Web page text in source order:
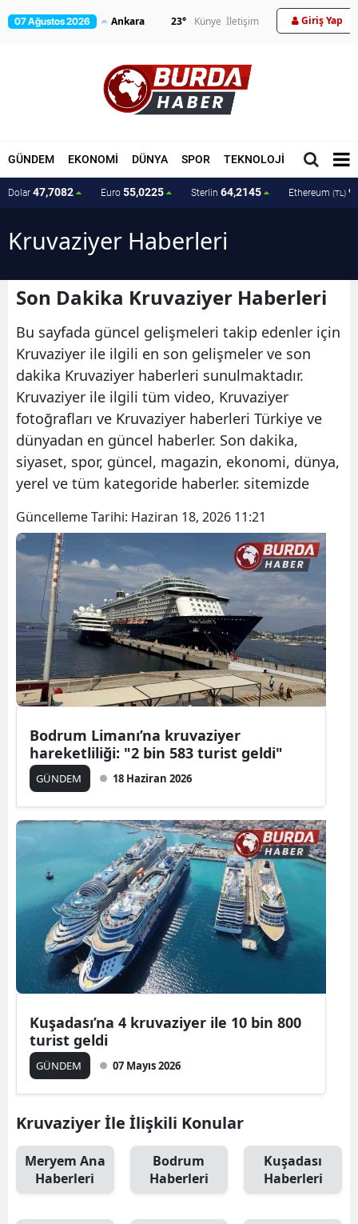
07 Ağustos 2026 23° Künye İletişim Giriş Yap
GÜNDEM EKONOMİ DÜNYA SPOR TEKNOLOJİ MAGAZİN
Dolar 47,7082 Euro 55,0225 Sterlin 64,2145 Ethereum (TL)
Kruvaziyer Haberleri
Son Dakika Kruvaziyer Haberleri
Bu sayfada güncel gelişmeleri takip edenler için
Kruvaziyer ile ilgili en son gelişmeler ve son
dakika Kruvaziyer haberleri sunulmaktadır.
Kruvaziyer ile ilgili tüm video, Kruvaziyer
fotoğrafları ve Kruvaziyer haberleri Türkiye ve
dünyadan en güncel haberler. Son dakika,
siyaset, spor, güncel, magazin, ekonomi, dünya,
yerel ve tüm kategoride haberler. sitemizde
Güncelleme Tarihi: Haziran 18, 2026 11:21
Bodrum Limanı’na kruvaziyer
hareketliliği: "2 bin 583 turist geldi"
GÜNDEM 18 Haziran 2026
Kuşadası’na 4 kruvaziyer ile 10 bin 800
turist geldi
GÜNDEM 07 Mayıs 2026
Kruvaziyer İle İlişkili Konular
Meryem Ana
Haberleri
Bodrum
Haberleri
Kuşadası
Haberleri